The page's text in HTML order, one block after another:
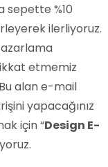
sepette %10
ilerliyoruz.
etmemiz
alan e-mail
yapacağınız
için “Design E-